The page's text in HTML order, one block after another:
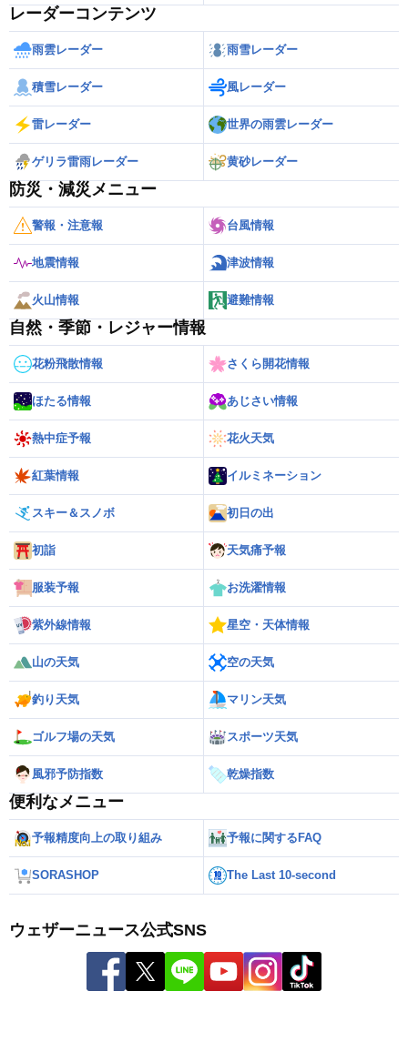
レーダーコンテンツ
雨雲レーダー 雨雪レーダー
積雪レーダー 風レーダー
雷レーダー 世界の雨雲レーダー
ゲリラ雷雨レーダー 黄砂レーダー
防災・減災メニュー
警報・注意報 台風情報
地震情報 津波情報
火山情報 避難情報
自然・季節・レジャー情報
花粉飛散情報 さくら開花情報
ほたる情報 あじさい情報
熱中症予報 花火天気
紅葉情報 イルミネーション
スキー＆スノボ 初日の出
初詣 天気痛予報
服装予報 お洗濯情報
紫外線情報 星空・天体情報
山の天気 空の天気
釣り天気 マリン天気
ゴルフ場の天気 スポーツ天気
風邪予防指数 乾燥指数
便利なメニュー
予報精度向上の取り組み 予報に関するFAQ
SORASHOP The Last 10-second
ウェザーニュース公式SNS